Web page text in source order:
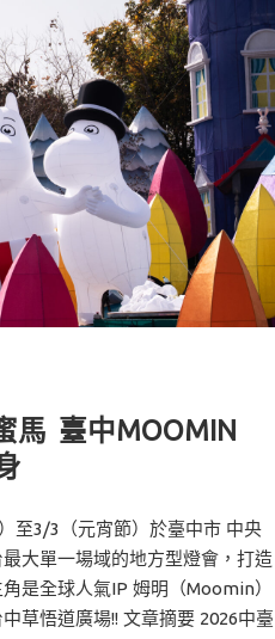
馬 臺中MOOMIN
至3/3（元宵節）於臺中市 中央
大單一場域的地方型燈會，打造
是全球人氣IP 姆明（Moomin）
草悟道廣場!! 文章摘要 2026中臺